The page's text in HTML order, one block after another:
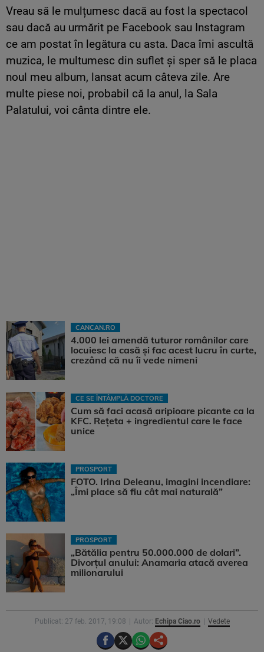
Vreau să le mulțumesc dacă au fost la spectacol
sau dacă au urmărit pe Facebook sau Instagram
ce am postat în legătura cu asta. Daca îmi ascultă
muzica, le multumesc din suflet și sper să le placa
noul meu album, lansat acum câteva zile. Are
multe piese noi, probabil că la anul, la Sala
Palatului, voi cânta dintre ele.
CANCAN.RO
4.000 lei amendă tuturor românilor care
locuiesc la casă și fac acest lucru în curte,
crezând că nu îi vede nimeni
CE SE ÎNTÂMPLĂ DOCTORE
Cum să faci acasă aripioare picante ca la
KFC. Rețeta + ingredientul care le face
unice
PROSPORT
FOTO. Irina Deleanu, imagini incendiare:
„Îmi place să fiu cât mai naturală”
PROSPORT
„Bătălia pentru 50.000.000 de dolari”.
Divorțul anului: Anamaria atacă averea
milionarului
Publicat: 27 feb. 2017, 19:08 Autor: Echipa Ciao.ro Vedete